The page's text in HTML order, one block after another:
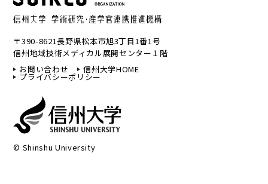
〒390-8621長野県松本市旭3丁目1番1号
信州地域技術メディカル展開センター１階
お問い合わせ
信州大学HOME
プライバシーポリシー
© Shinshu University